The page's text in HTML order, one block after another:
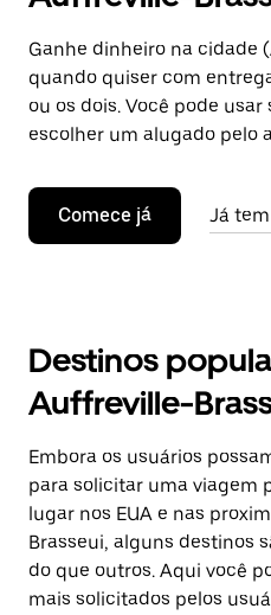
Ganhe dinheiro na cidade
quando quiser com
ou os dois. Você pode
escolher um alugado pelo
Comece já Já
Destinos
Auffreville-
Embora os usuários
para solicitar uma viagem
lugar nos EUA e nas
Brasseui, alguns destinos
do que outros. Aqui você
mais solicitados pelos